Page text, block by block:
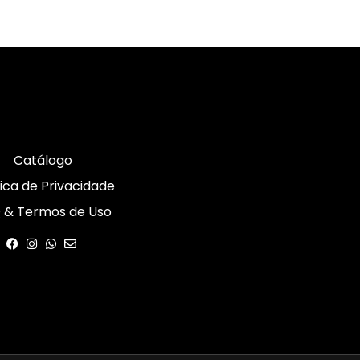
Catálogo
de Privacidade
& Termos de Uso